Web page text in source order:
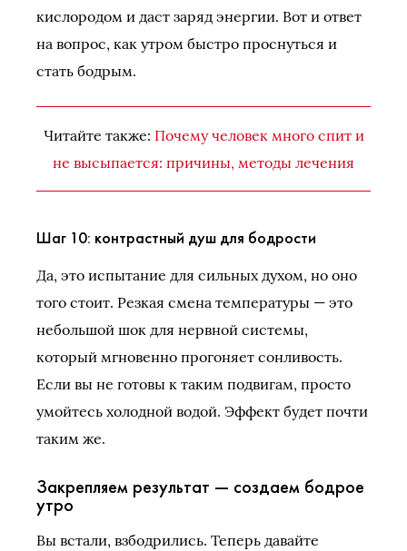
кислородом и даст заряд энергии. Вот и ответ
на вопрос, как утром быстро проснуться и
стать бодрым.
Читайте также: Почему человек много спит и
не высыпается: причины, методы лечения
Шаг 10: контрастный душ для бодрости
Да, это испытание для сильных духом, но оно
того стоит. Резкая смена температуры — это
небольшой шок для нервной системы,
который мгновенно прогоняет сонливость.
Если вы не готовы к таким подвигам, просто
умойтесь холодной водой. Эффект будет почти
таким же.
Закрепляем результат — создаем бодрое
утро
Вы встали, взбодрились. Теперь давайте